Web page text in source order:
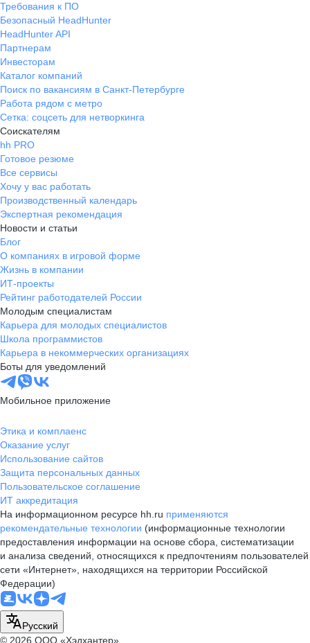
Требования к ПО
Безопасный HeadHunter
HeadHunter API
Партнерам
Инвесторам
Каталог компаний
Поиск по вакансиям в Санкт-Петербурге
Работа рядом с метро
Сетка: соцсеть для нетворкинга
Соискателям
hh PRO
Готовое резюме
Все сервисы
Хочу у вас работать
Производственный календарь
Экспертная рекомендация
Новости и статьи
Блог
О компаниях в игровой форме
Жизнь в компании
ИТ-проекты
Рейтинг работодателей России
Молодым специалистам
Карьера для молодых специалистов
Школа программистов
Карьера в некоммерческих организациях
Боты для уведомлений
Мобильное приложение
Этика и комплаенс
Оказание услуг
Использование сайтов
Защита персональных данных
Пользовательское соглашение
ИТ аккредитация
На информационном ресурсе hh.ru применяются
рекомендательные технологии (информационные технологии
предоставления информации на основе сбора, систематизации
и анализа сведений, относящихся к предпочтениям пользователей
сети «Интернет», находящихся на территории Российской
Федерации)
Русский
© 2026 ООО «Хэдхантер»